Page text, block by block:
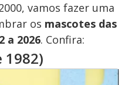
vamos fazer uma
os mascotes das
a 2026. Confira:
1982)